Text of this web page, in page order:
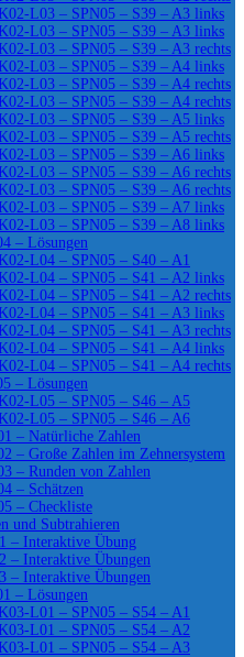
L03 – SPN05 – S39 – A3 links
L03 – SPN05 – S39 – A3 links
L03 – SPN05 – S39 – A3 rechts
L03 – SPN05 – S39 – A4 links
L03 – SPN05 – S39 – A4 rechts
L03 – SPN05 – S39 – A4 rechts
L03 – SPN05 – S39 – A5 links
L03 – SPN05 – S39 – A5 rechts
L03 – SPN05 – S39 – A6 links
L03 – SPN05 – S39 – A6 rechts
L03 – SPN05 – S39 – A6 rechts
L03 – SPN05 – S39 – A7 links
L03 – SPN05 – S39 – A8 links
– Lösungen
L04 – SPN05 – S40 – A1
L04 – SPN05 – S41 – A2 links
L04 – SPN05 – S41 – A2 rechts
L04 – SPN05 – S41 – A3 links
L04 – SPN05 – S41 – A3 rechts
L04 – SPN05 – S41 – A4 links
L04 – SPN05 – S41 – A4 rechts
– Lösungen
L05 – SPN05 – S46 – A5
L05 – SPN05 – S46 – A6
– Natürliche Zahlen
– Große Zahlen im Zehnersystem
– Runden von Zahlen
– Schätzen
– Checkliste
und Subtrahieren
– Interaktive Übung
– Interaktive Übungen
– Interaktive Übungen
– Lösungen
L01 – SPN05 – S54 – A1
L01 – SPN05 – S54 – A2
L01 – SPN05 – S54 – A3